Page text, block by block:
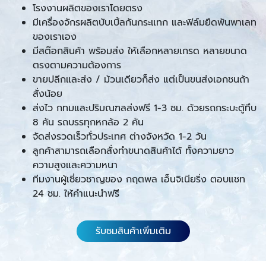
โรงงานผลิตของเราโดยตรง
มีเครื่องจักรผลิตบับเบิ้ลกันกระแทก และฟิล์มยืดพันพาเลท
ของเราเอง
มีสต๊อกสินค้า พร้อมส่ง ให้เลือกหลายเกรด หลายขนาด
ตรงตามความต้องการ
ขายปลีกและส่ง / ม้วนเดียวก็ส่ง แต่เป็นขนส่งเอกชนถ้า
สั่งน้อย
ส่งไว กทมและปริมณฑลส่งฟรี 1-3 ชม. ด้วยรถกระบะตู้ทึบ
8 คัน รถบรรทุกหกล้อ 2 คัน
จัดส่งรวดเร็วทั่วประเทศ ต่างจังหวัด 1-2 วัน
ลูกค้าสามารถเลือกสั่งทำขนาดสินค้าได้ ทั้งความยาว
ความสูงและความหนา
ทีมงานผู้เชี่ยวชาญของ กฤตพล เอ็นจิเนียริ่ง ตอบแชท
24 ชม. ให้คำแนะนำฟรี
รับชมสินค้าเพิ่มเติม